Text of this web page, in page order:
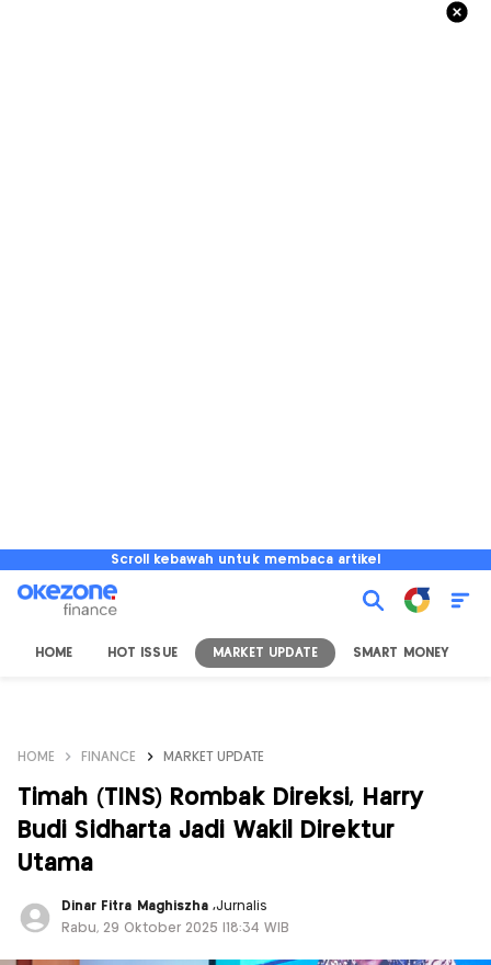
Scroll kebawah untuk membaca artikel
HOME HOT ISSUE MARKET UPDATE SMART MONEY
HOME FINANCE MARKET UPDATE
Timah (TINS) Rombak Direksi, Harry
Budi Sidharta Jadi Wakil Direktur
Utama
Dinar Fitra Maghiszha,Jurnalis
Rabu, 29 Oktober 2025 |18:34 WIB